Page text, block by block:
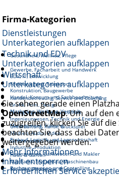
Firma-Kategorien
Dienstleistungen
Unterkategorien aufklappen
Gesundheit, Wellnes, Pflege
Gewerbe, Facharbeit und Handwerk
Fortbewegung, Transport
Kundenbetreuung, Service und Coaching
Reinigung und Hauswirtschaft
Unterhaltung, Kunst, Glückspiel
Gastronomie, Tourismus
Haus & Garten
Soziales, Pädagogik, Bildung
Technik und EDV
Unterkategorien aufklappen
EDV, IT, Entwicklung
Konstruktion, Baugewerbe
Grafik, Print, Design
Ingenieurwesen, Technik und Energie
Medien, Audio, Video
Industrie, Produktion
Mechanik, Metallbau, Maschinenbau
Wirtschaft
Unterkategorien aufklappen
Handel, Konsum und Sachbearbeitung
Marketing, Werbung, Vertrieb
Management, Führung
Einkauf, Logistik und Lagerwirtschaft
Finanzwesen, Bankwesen und Makler
Rechnungswesen und Controlling
Sie sehen gerade einen
OpenStreetMap. Um auf den
zuzugreifen, klicken Sie auf
beachten Sie, dass dabei
weitergegeben werden.
Mehr Informationen
Inhalt entsperren
Erforderlichen Service